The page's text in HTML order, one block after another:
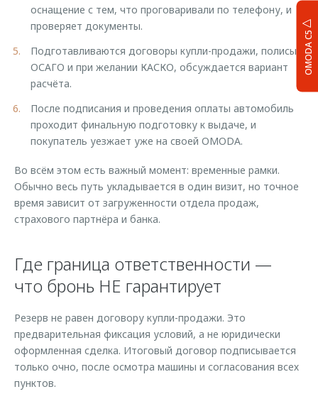
OMODA C5
оснащение с тем, что проговаривали по телефону, и
проверяет документы.
Подготавливаются договоры купли-продажи, полисы
ОСАГО и при желании КАСКО, обсуждается вариант
расчёта.
После подписания и проведения оплаты автомобиль
проходит финальную подготовку к выдаче, и
покупатель уезжает уже на своей OMODA.
Во всём этом есть важный момент: временные рамки.
Обычно весь путь укладывается в один визит, но точное
время зависит от загруженности отдела продаж,
страхового партнёра и банка.
Где граница ответственности —
что бронь НЕ гарантирует
Резерв не равен договору купли-продажи. Это
предварительная фиксация условий, а не юридически
оформленная сделка. Итоговый договор подписывается
только очно, после осмотра машины и согласования всех
пунктов.